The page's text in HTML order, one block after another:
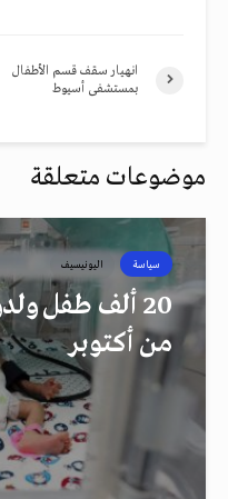
انهيار سقف قسم الأطفال
بمستشفى أسيوط
موضوعات متعلقة
سياسة اليونيسيف
20 ألف طفل
من أكتوبر